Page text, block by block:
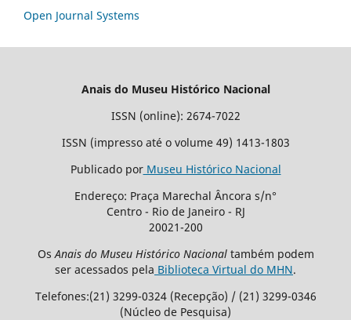
Open Journal Systems
Anais do Museu Histórico Nacional
ISSN (online): 2674-7022
ISSN (impresso até o volume 49) 1413-1803
Publicado porMuseu Histórico Nacional
Endereço: Praça Marechal Âncora s/n°
Centro - Rio de Janeiro - RJ
20021-200
OsAnais do Museu Histórico Nacionaltambém podem
ser acessados pela Biblioteca Virtual do MHN.
Telefones:(21) 3299-0324 (Recepção) / (21) 3299-0346
(Núcleo de Pesquisa)